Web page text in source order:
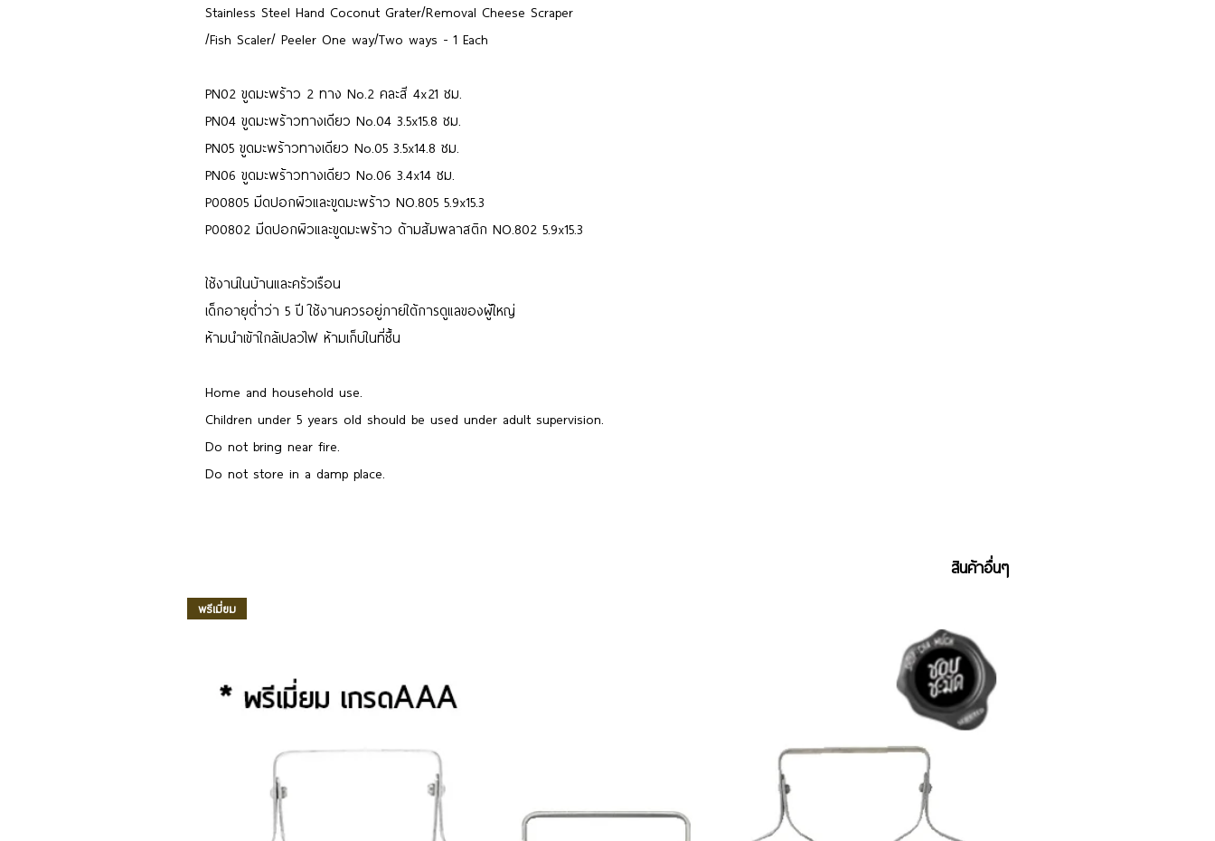
Stainless Steel Hand Coconut Grater/Removal Cheese Scraper
/Fish Scaler/ Peeler One way/Two ways - 1 Each
PN02 ขูดมะพร้าว 2 ทาง No.2 คละสี 4x21 ซม.
PN04 ขูดมะพร้าวทางเดียว No.04 3.5x15.8 ซม.
PN05 ขูดมะพร้าวทางเดียว No.05 3.5x14.8 ซม.
PN06 ขูดมะพร้าวทางเดียว No.06 3.4x14 ซม.
P00805 มีดปอกผิวและขูดมะพร้าว NO.805 5.9x15.3
P00802 มีดปอกผิวและขูดมะพร้าว ด้ามส้มพลาสติก NO.802 5.9x15.3
ใช้งานในบ้านและครัวเรือน
เด็กอายุต่ำว่า 5 ปี ใช้งานควรอยู่ภายใต้การดูแลของผู้ใหญ่
ห้ามนำเข้าใกล้เปลวไฟ ห้ามเก็บในที่ชื้น
Home and household use.
Children under 5 years old should be used under adult supervision.
Do not bring near fire.
Do not store in a damp place.
สินค้าอื่นๆ
พรีเมี่ยม